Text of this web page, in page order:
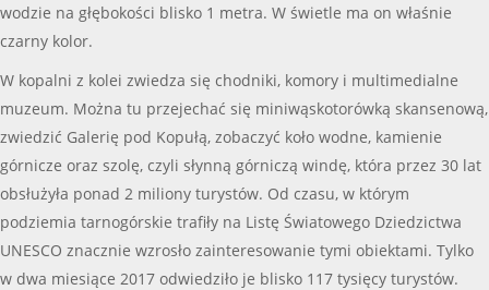
wodzie na głębokości blisko 1 metra. W świetle ma on właśnie
czarny kolor.
W kopalni z kolei zwiedza się chodniki, komory i multimedialne
muzeum. Można tu przejechać się miniwąskotorówką skansenową,
zwiedzić Galerię pod Kopułą, zobaczyć koło wodne, kamienie
górnicze oraz szolę, czyli słynną górniczą windę, która przez 30 lat
obsłużyła ponad 2 miliony turystów. Od czasu, w którym
podziemia tarnogórskie trafiły na Listę Światowego Dziedzictwa
UNESCO znacznie wzrosło zainteresowanie tymi obiektami. Tylko
w dwa miesiące 2017 odwiedziło je blisko 117 tysięcy turystów.